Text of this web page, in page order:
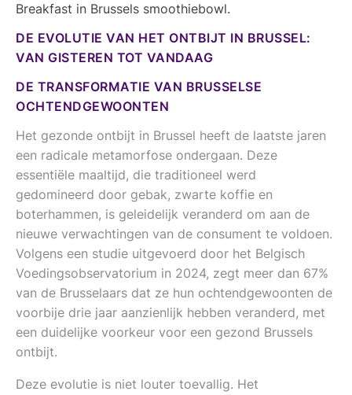
Breakfast in Brussels smoothiebowl.
DE EVOLUTIE VAN HET ONTBIJT IN BRUSSEL:
VAN GISTEREN TOT VANDAAG
DE TRANSFORMATIE VAN BRUSSELSE
OCHTENDGEWOONTEN
Het gezonde ontbijt in Brussel heeft de laatste jaren
een radicale metamorfose ondergaan. Deze
essentiële maaltijd, die traditioneel werd
gedomineerd door gebak, zwarte koffie en
boterhammen, is geleidelijk veranderd om aan de
nieuwe verwachtingen van de consument te voldoen.
Volgens een studie uitgevoerd door het Belgisch
Voedingsobservatorium in 2024, zegt meer dan 67%
van de Brusselaars dat ze hun ochtendgewoonten de
voorbije drie jaar aanzienlijk hebben veranderd, met
een duidelijke voorkeur voor een gezond Brussels
ontbijt.
Deze evolutie is niet louter toevallig. Het